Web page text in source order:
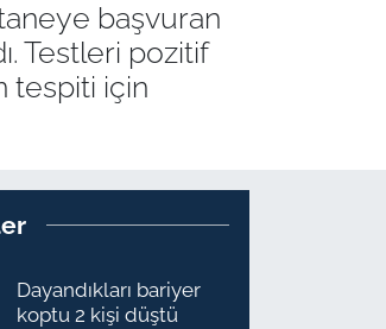
başvuran
Testleri pozitif
tespiti için
Dayandıkları bariyer
koptu 2 kişi düştü